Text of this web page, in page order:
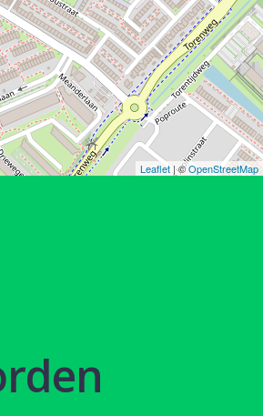
Leaflet | ©OpenStreetMap